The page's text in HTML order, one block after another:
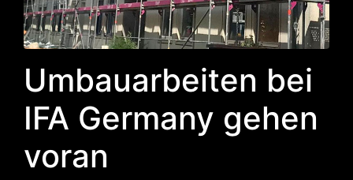
Umbauarbeiten bei
IFA Germany gehen
voran